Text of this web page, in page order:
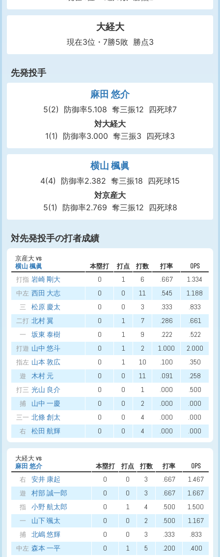
大経大
現在3位・7勝5敗 勝点3
先発投手
麻田 悠介
5(2) 防御率5.108 奪三振12
四死球7
対大経大
1(1)
防御率3.000 奪三振3 四死球3
横山 楓眞
4(4) 防御率2.382 奪三振18
四死球15
対京産大
5(1)
防御率2.769 奪三振12 四死球8
対先発投手の打者成績
京産大vs
横山 楓眞
本塁打 打点 打数 打率
OPS
打指 岩崎 剛大 0 1 6 .667 1.334
中左 西田 大志 0 0 11 .545 1.188
三 松原 慶太 0 0 3 .333 .833
二打 北村 翼 0 1 7 .286 .661
一 坂東 泰樹 0 1 9 .222 .522
打遊 山中 悠斗 0 1 2 1.000 2.000
指左 山本 敦広 0 1 10 .100 .350
遊 木村 元 0 0 11 .091 .258
打三 光山 良介 0 0 1 .000 .500
捕 山中 一慶 0 0 2 .000 .000
三一 北條 創太 0 0 4 .000 .000
右 松田 航輝 0 0 4 .000 .000
大経大vs
麻田 悠介
本塁打 打点 打数 打率
OPS
右
安井 康起 0 0 3 .667 1.467
遊 村部 誠一郎 0 0 3 .667 1.667
指 小野 航太郎 0 1 4 .500 1.500
一 山下 颯太 0 0 2 .500 1.167
捕 北嶋 悠輝 0 0 3 .333 .833
中左 森本 一平 0 1 5 .200 .400